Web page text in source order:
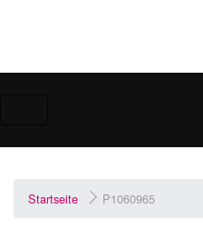
Startseite P1060965